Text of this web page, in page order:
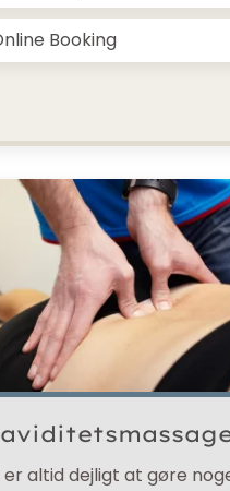
Booking
er altid dejligt at gøre